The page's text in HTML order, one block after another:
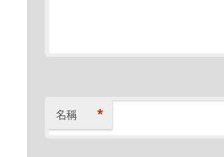
名稱 *